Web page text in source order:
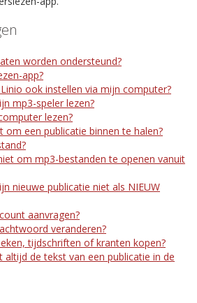
worden ondersteund?
app?
ook instellen via mijn computer?
mp3-speler lezen?
lezen?
om een publicatie binnen te halen?
om mp3-bestanden te openen vanuit
nieuwe publicatie niet als NIEUW
aanvragen?
veranderen?
tijdschriften of kranten kopen?
altijd de tekst van een publicatie in de